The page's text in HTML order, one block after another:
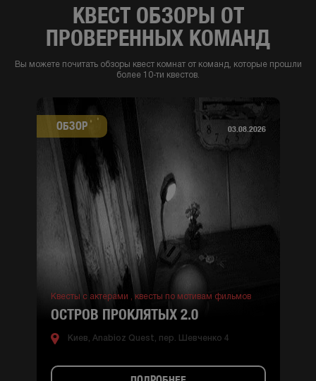
КВЕСТ ОБЗОРЫ ОТ
ПРОВЕРЕННЫХ КОМАНД
Вы можете почитать обзоры квест комнат от команд, которые прошли
более 10-ти квестов.
ОБЗОР 03.08.2026
Квесты с актерами , квесты по мотивам фильмов
ОСТРОВ ПРОКЛЯТЫХ 2.0
Киев, Anabioz Quest, пер. Шевченко 4